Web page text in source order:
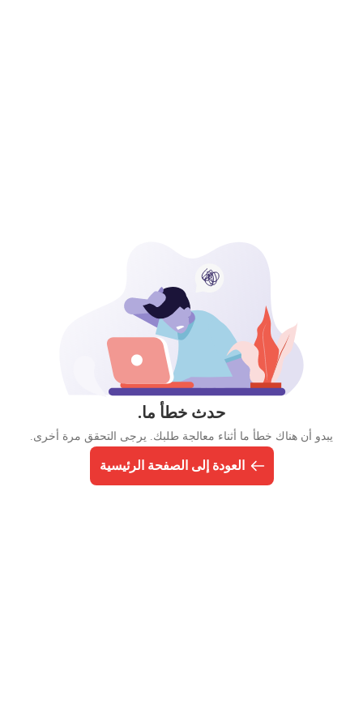
حدث خطأ ما.
يبدو أن هناك خطأ ما أثناء معالجة طلبك. يرجى التحقق مرة أخرى.
العودة إلى الصفحة الرئيسية